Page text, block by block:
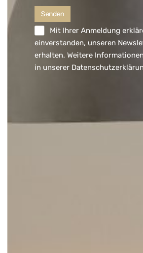
Mit Ihrer Anmeldung
einverstanden, unseren
erhalten. Weitere
in unserer